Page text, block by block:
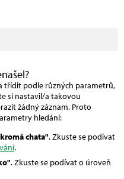
třídit podle různých parametrů,
si nastavil/a takovou
žádný záznam. Proto
hledání:
chata". Zkuste se podívat
.
. Zkuste se podívat o úroveň